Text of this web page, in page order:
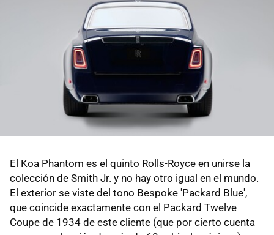
El Koa Phantom es el quinto Rolls-Royce en unirse la
colección de Smith Jr. y no hay otro igual en el mundo.
El exterior se viste del tono Bespoke 'Packard Blue',
que coincide exactamente con el Packard Twelve
Coupe de 1934 de este cliente (que por cierto cuenta